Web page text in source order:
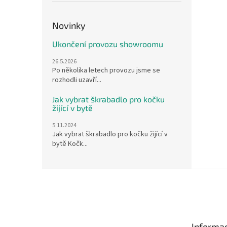
Novinky
Ukončení provozu showroomu
26.5.2026
Po několika letech provozu jsme se
rozhodli uzavří...
Jak vybrat škrabadlo pro kočku
žijící v bytě
5.11.2024
Jak vybrat škrabadlo pro kočku žijící v
bytě Kočk...